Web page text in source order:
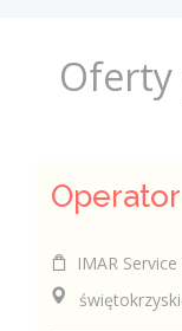
Oferty
IMAR